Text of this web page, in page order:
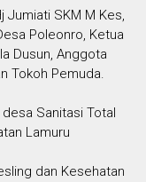
Jumiati SKM M Kes,
Poleonro, Ketua
Dusun, Anggota
Tokoh Pemuda.
Sanitasi Total
Lamuru
dan Kesehatan